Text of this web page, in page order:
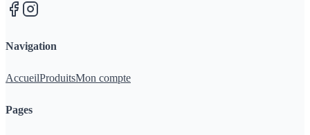
Navigation
AccueilProduitsMon compte
Pages